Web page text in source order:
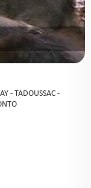
- TADOUSSAC -